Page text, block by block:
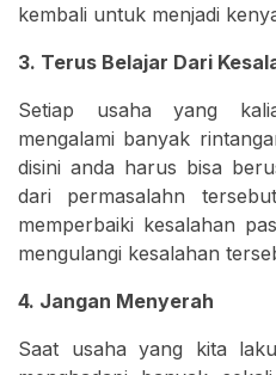
kembali untuk menjadi
3. Terus Belajar Dari
Setiap usaha yang
mengalami banyak
disini anda harus bisa
dari permasalahn
memperbaiki kesalahan
mengulangi kesalahan
4. Jangan Menyerah
Saat usaha yang kita